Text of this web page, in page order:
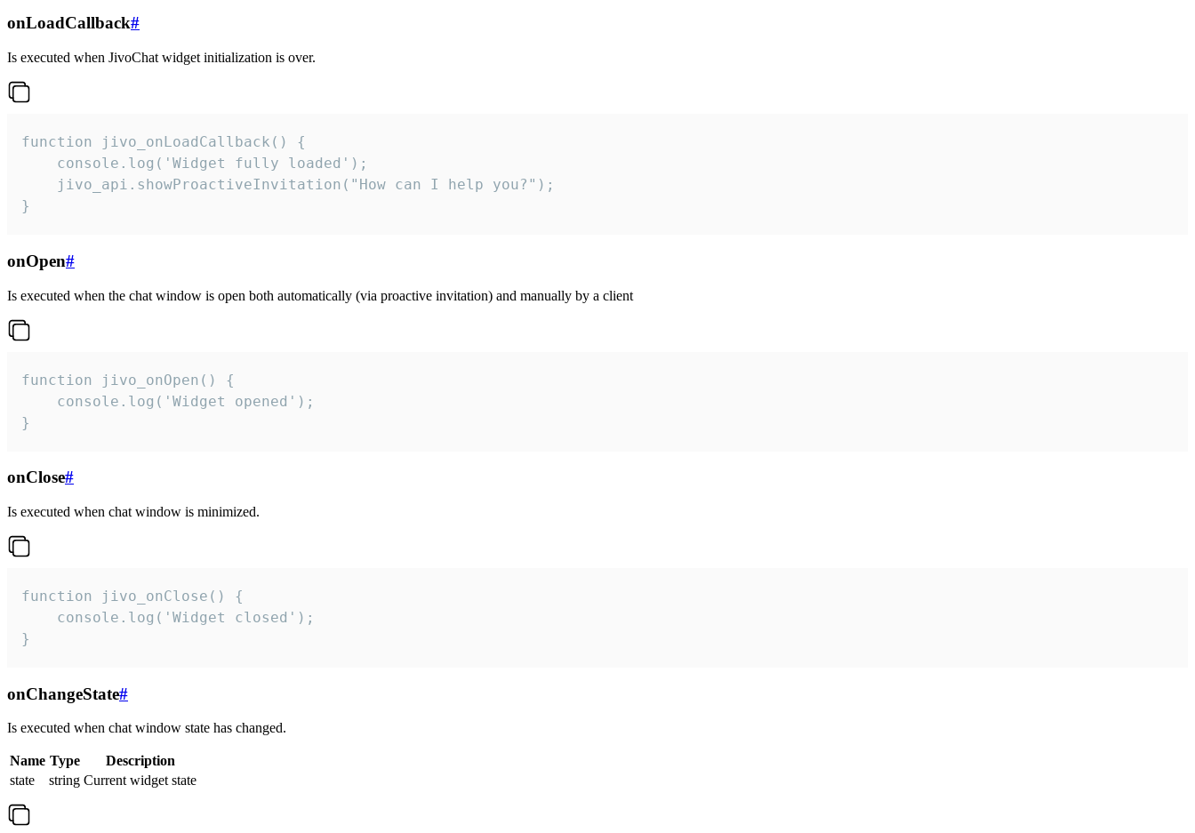
onLoadCallback#
Is executed when JivoChat widget initialization is over.
function jivo_onLoadCallback() {
    console.log('Widget fully loaded');
    jivo_api.showProactiveInvitation("How can I help you?");
}
onOpen#
Is executed when the chat window is open both automatically (via proactive invitation) and manually by a client
function jivo_onOpen() {
    console.log('Widget opened');
}
onClose#
Is executed when chat window is minimized.
function jivo_onClose() {
    console.log('Widget closed');
}
onChangeState#
Is executed when chat window state has changed.
Name Type
Description
state
string Current widget state